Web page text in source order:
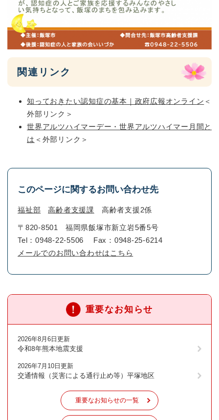
関連リンク
知っておきたい認知症の基本｜政府広報オンライン ＜
外部リンク＞
世界アルツハイマーデー・世界アルツハイマー月間と
は ＜外部リンク＞
このページに関するお問い合わせ先
福祉部 高齢者支援課 高齢者支援2係
〒820-8501
福岡県飯塚市新立岩5番5号
Tel：0948-22-5506
Fax：0948-25-6214
メールでのお問い合わせはこちら
重要なお知らせ
2026年8月6日更新
令和8年熊本地震支援
2026年7月10日更新
交通情報（災害による通行止め等）平塚地区
重要なお知らせの一覧